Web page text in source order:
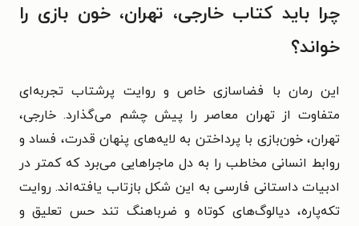
چرا باید کتاب خارجی، تهران، خون بازی را
خواند؟
این رمان با فضاسازی خاص و روایت پرشتاب تجربه‌ای
متفاوت از تهران معاصر را پیش چشم می‌گذارد. خارجی،
تهران، خون‌بازی با پرداختن به لایه‌های پنهان قدرت، فساد و
روابط انسانی مخاطب را به دل ماجراهایی می‌برد که کمتر در
ادبیات داستانی فارسی به این شکل بازتاب یافته‌اند. روایت
تکه‌پاره، دیالوگ‌های کوتاه و ضرباهنگ تند حس تعلیق و